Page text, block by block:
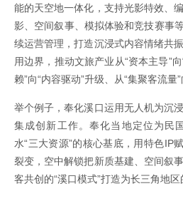
能的天空地一体化，支持光影特效、
影、空间叙事、模拟体验和竞技赛事
续运营管理，打造沉浸式内容情绪共
用边界，推动文旅产业从“资本主导”
赖”向“内容驱动”升级、从“集聚客流量”
举个例子，奉化溪口运用无人机为沉
集成创新工作。奉化当地定位为民
水“三大资源”的核心基底，用特色IP
裂变，空中解锁把新质基建、空间叙
客共创的“溪口模式”打造为长三角地区